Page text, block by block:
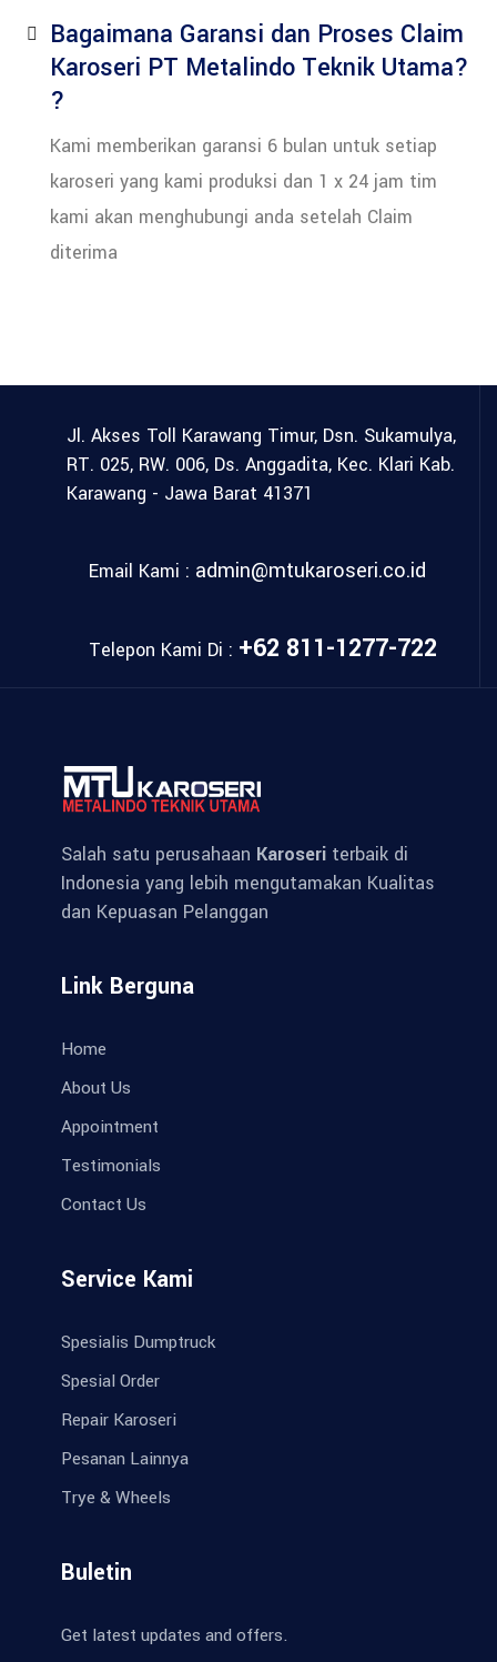
Bagaimana Garansi dan Proses Claim
Karoseri PT Metalindo Teknik Utama?
?
Kami memberikan garansi 6 bulan untuk setiap
karoseri yang kami produksi dan 1 x 24 jam tim
kami akan menghubungi anda setelah Claim
diterima
Jl. Akses Toll Karawang Timur, Dsn. Sukamulya,
RT. 025, RW. 006, Ds. Anggadita, Kec. Klari Kab.
Karawang - Jawa Barat 41371
Email Kami : admin@mtukaroseri.co.id
Telepon Kami Di : +62 811-1277-722
Salah satu perusahaan Karoseri terbaik di
Indonesia yang lebih mengutamakan Kualitas
dan Kepuasan Pelanggan
Link Berguna
Home
About Us
Appointment
Testimonials
Contact Us
Service Kami
Spesialis Dumptruck
Spesial Order
Repair Karoseri
Pesanan Lainnya
Trye & Wheels
Buletin
Get latest updates and offers.